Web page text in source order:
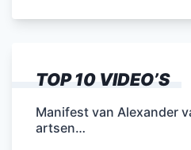
TOP 10 VIDEO’S
Manifest van Alexander
artsen…